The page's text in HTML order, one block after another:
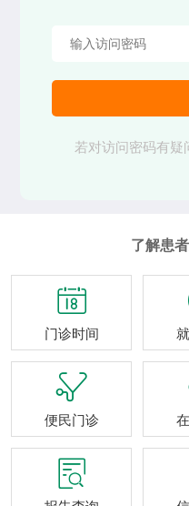
若对访问密码有疑
了解患

门诊时间

便民门诊
